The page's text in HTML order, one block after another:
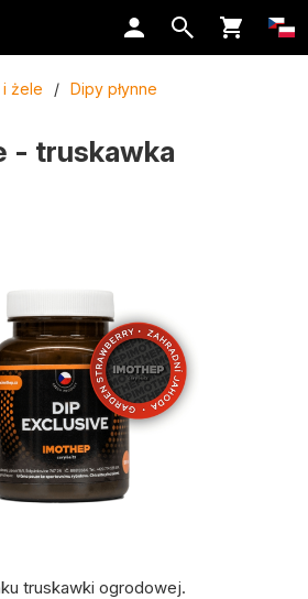
żele / Dipy płynne
- truskawka
truskawki ogrodowej.